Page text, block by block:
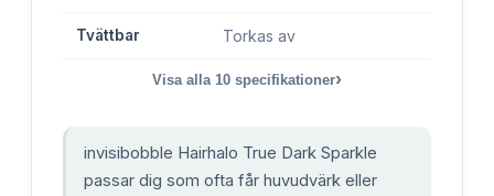
Tvättbar Torkas av
Visa alla 10 specifikationer›
invisibobble Hairhalo True Dark Sparkle
passar dig som ofta får huvudvärk eller